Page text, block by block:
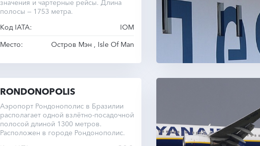
значения и чартерные рейсы. Длина
полосы — 1753 метра.
Код IATA:
IOM
Место:
Остров Мэн , Isle Of Man
RONDONOPOLIS
Аэропорт Рондонополис в Бразилии
располагает одной взлётно-посадочной
полосой длиной 1300 метров.
Расположен в городе Рондонополис.